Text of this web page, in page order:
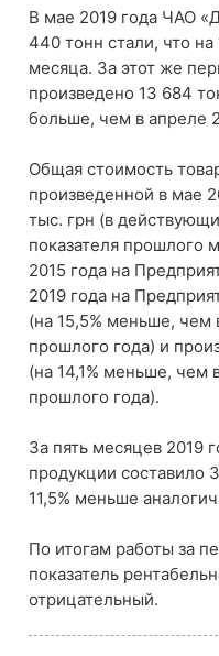
В мае 2019 года ЧАО
440 тонн стали, что
месяца. За этот же
произведено 13 684
больше, чем в апреле
Общая стоимость
произведенной в мае
тыс. грн (в
показателя прошлого
2015 года на
2019 года на
(на 15,5% меньше, чем
прошлого года) и
(на 14,1% меньше, чем
прошлого года).
За пять месяцев 2019
продукции составило
11,5% меньше
По итогам работы за
показатель
отрицательный.